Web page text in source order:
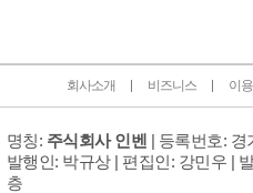
회사소개 비즈니스 이
명칭: 주식회사 인벤 | 등록번호: 경
발행인: 박규상 | 편집인: 강민우 |
층